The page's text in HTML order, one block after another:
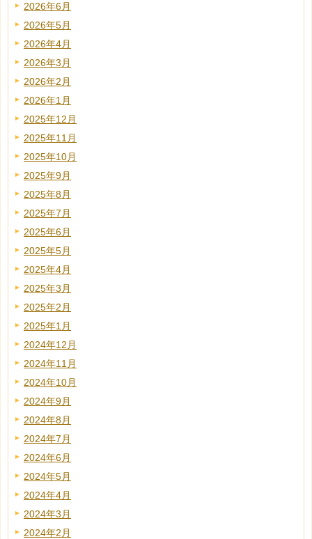
2026年6月
2026年5月
2026年4月
2026年3月
2026年2月
2026年1月
2025年12月
2025年11月
2025年10月
2025年9月
2025年8月
2025年7月
2025年6月
2025年5月
2025年4月
2025年3月
2025年2月
2025年1月
2024年12月
2024年11月
2024年10月
2024年9月
2024年8月
2024年7月
2024年6月
2024年5月
2024年4月
2024年3月
2024年2月